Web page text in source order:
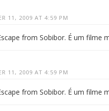
11, 2009 AT 4:59 PM
from Sobibor. É um filme
11, 2009 AT 4:59 PM
from Sobibor. É um filme